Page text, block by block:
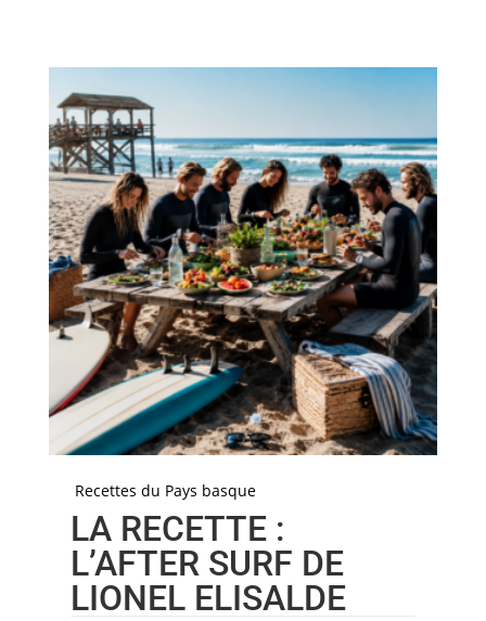
Recettes du Pays basque
LA RECETTE :
L’AFTER SURF DE
LIONEL ELISALDE